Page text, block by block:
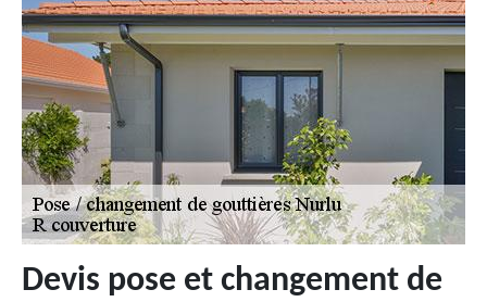
Devis pose et changement de